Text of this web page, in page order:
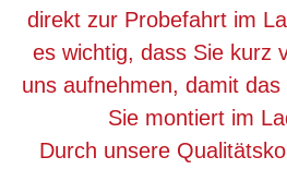
direkt zur Probefahrt im
es wichtig, dass Sie kurz
uns aufnehmen, damit
Sie montiert im
Durch unsere